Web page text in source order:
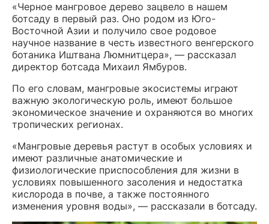
«Черное мангровое дерево зацвело в нашем
ботсаду в первый раз. Оно родом из Юго-
Восточной Азии и получило свое родовое
научное название в честь известного венгерского
ботаника Иштвана Люмнитцера», — рассказал
директор ботсада Михаил Ямбуров.
По его словам, мангровые экосистемы играют
важную экологическую роль, имеют большое
экономическое значение и охраняются во многих
тропических регионах.
«Мангровые деревья растут в особых условиях и
имеют различные анатомические и
физиологические приспособления для жизни в
условиях повышенного засоления и недостатка
кислорода в почве, а также постоянного
изменения уровня воды», — рассказали в ботсаду.